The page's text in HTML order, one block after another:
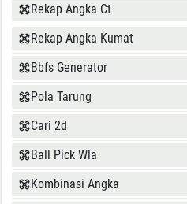
Rekap Angka Ct
Rekap Angka Kumat
Bbfs Generator
Pola Tarung
Cari 2d
Ball Pick Wla
Kombinasi Angka